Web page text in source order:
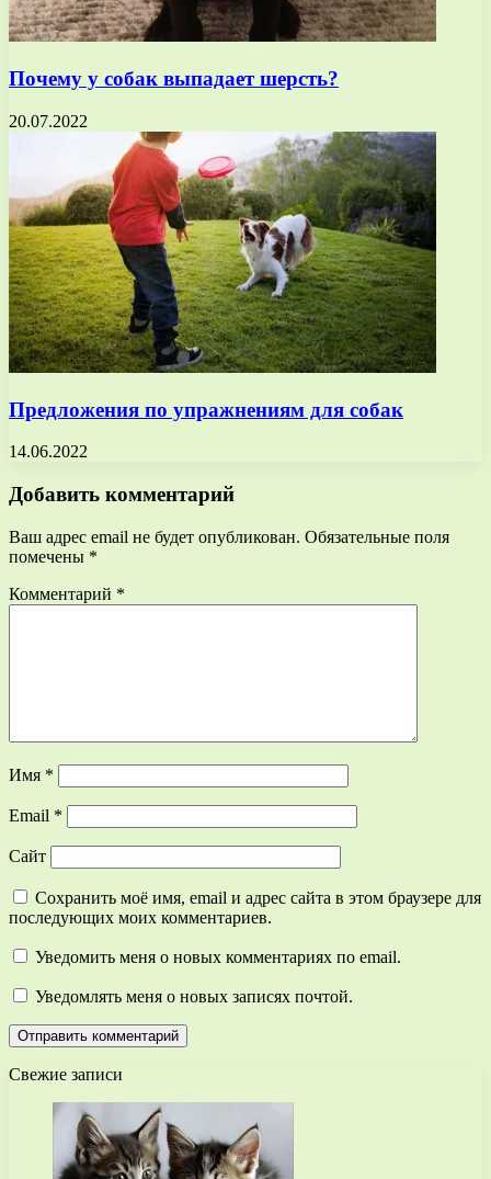
Почему у собак выпадает шерсть?
20.07.2022
Предложения по упражнениям для собак
14.06.2022
Добавить комментарий
Ваш адрес email не будет опубликован. Обязательные поля
помечены *
Комментарий *
Имя *
Email *
Сайт
Сохранить моё имя, email и адрес сайта в этом браузере для
последующих моих комментариев.
Уведомить меня о новых комментариях по email.
Уведомлять меня о новых записях почтой.
Свежие записи